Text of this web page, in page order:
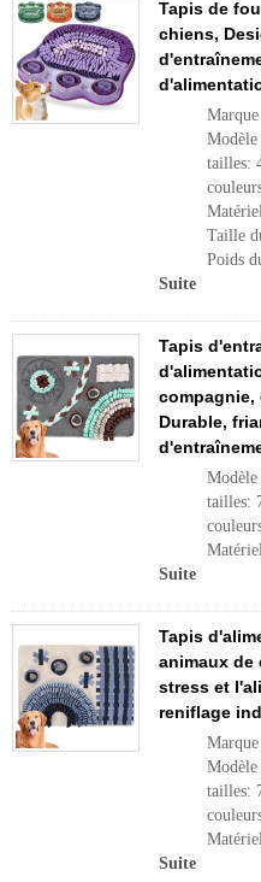
Tapis de
chiens,
tailles:
Taille
Poids
Suite
Tapis
compagnie,
Durable,
tailles:
Suite
Tapis
animaux de
stress et
reniflage
tailles:
Suite